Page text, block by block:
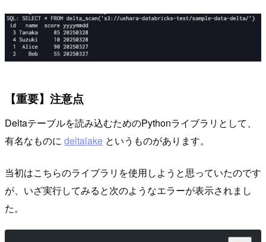
【重要】注意点
Deltaテーブルを読み込むためのPythonライブラリとして、
有名なものに deltalake というものがあります。
当初はこちらのライブラリを使用しようと思っていたのです
が、いざ実行してみると次のようなエラーが表示されまし
た。